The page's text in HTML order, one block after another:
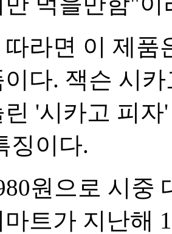
라면 이 제품
다. 잭슨 시
'시카고 피
징이다.
원으로 시중
트가 지난해